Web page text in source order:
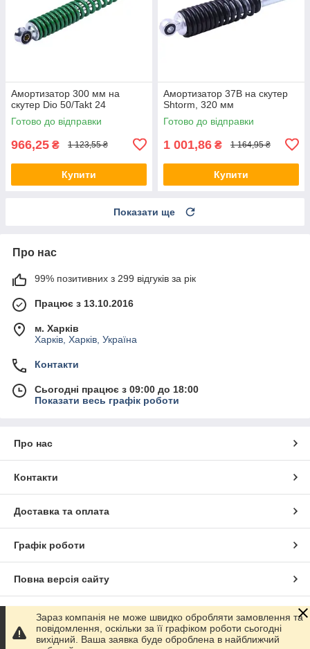
Амортизатор 300 мм на
скутер Dio 50/Takt 24
Готово до відправки
966,25 ₴ 1 123,55 ₴
Купити
Амортизатор 37B на скутер
Shtorm, 320 мм
Готово до відправки
1 001,86 ₴ 1 164,95 ₴
Купити
Показати ще
Про нас
99% позитивних з 299 відгуків за рік
Працює з 13.10.2016
м. Харків
Харків, Харків, Україна
Контакти
Сьогодні працює з 09:00 до 18:00
Показати весь графік роботи
Про нас
Контакти
Доставка та оплата
Графік роботи
Повна версія сайту
Сайт створено на маркетплейсі Prom.ua
Зараз компанія не може швидко обробляти замовлення та
повідомлення, оскільки за її графіком роботи сьогодні
вихідний. Ваша заявка буде оброблена в найближчий